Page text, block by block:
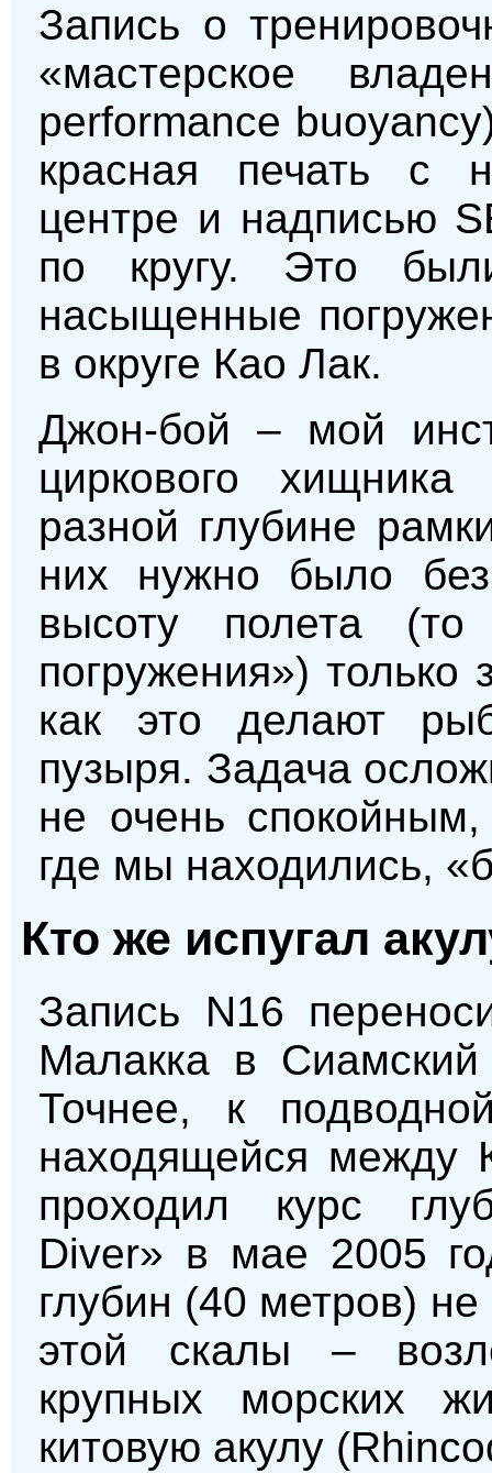
Запись о
«мастерское
performance
красная печать с
центре и надписью
по кругу. Это
насыщенные
в округе Као Лак.
Джон-бой – мой
циркового
разной глубине
них нужно было
высоту полета (то
погружения»)
как это делают
пузыря. Задача
не очень
где мы находились,
Кто же испугал
Запись N16
Малакка в
Точнее, к
находящейся между
проходил курс
Diver» в мае 2005
глубин (40 метров)
этой скалы –
крупных морских
китовую акулу